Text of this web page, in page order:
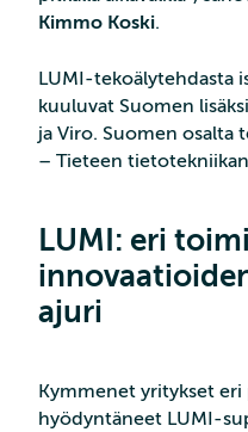
Kimmo Koski.
LUMI-tekoälytehdasta
kuuluvat Suomen
ja Viro. Suomen osalta
– Tieteen
LUMI: eri
ajuri
Kymmenet yritykset
hyödyntäneet LUMI-